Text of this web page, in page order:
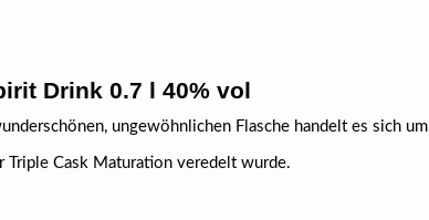
Drink 0.7 l 40% vol
ungewöhnlichen Flasche handelt es sich um
Triple Cask Maturation veredelt wurde.